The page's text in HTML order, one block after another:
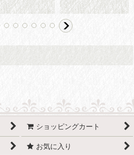
ショッピングカート
お気に入り